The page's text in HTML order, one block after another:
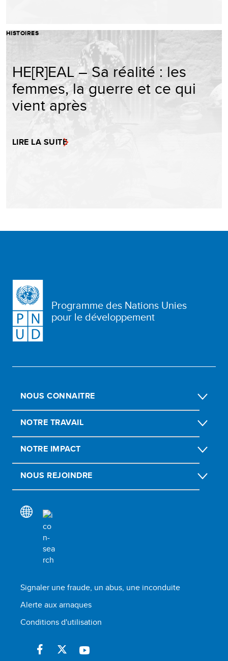
HISTOIRES
HE[R]EAL – Sa réalité : les
femmes, la guerre et ce qui
vient après
LIRE LA SUITE
Programme des Nations Unies
pour le développement
NOUS CONNAITRE
NOTRE TRAVAIL
NOTRE IMPACT
NOUS REJOINDRE
Signaler une fraude, un abus, une inconduite
Alerte aux arnaques
Conditions d'utilisation